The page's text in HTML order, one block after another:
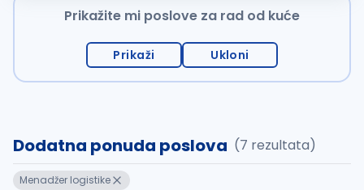
Prikažite mi poslove za rad od kuće
Prikaži Ukloni
Dodatna ponuda poslova (7 rezultata)
Menadžer logistike